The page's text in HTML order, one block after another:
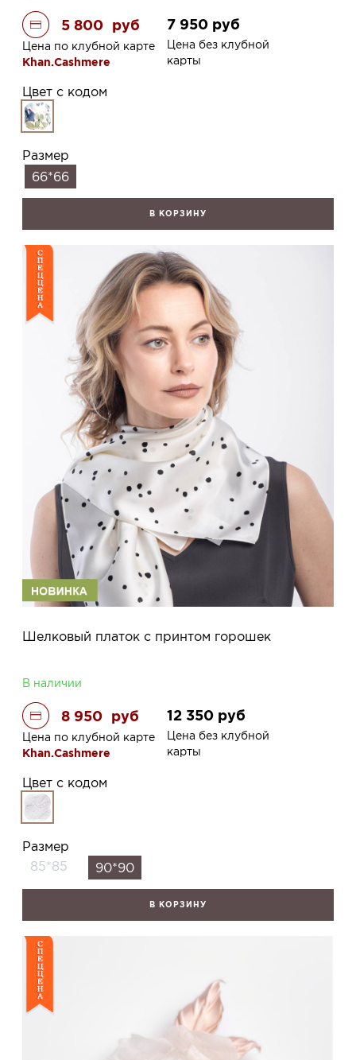
5 800 руб
Цена по клубной карте
Khan.Cashmere
7 950 руб
Цена без клубной
карты
Цвет с кодом
Размер
66*66
В КОРЗИНУ
Шелковый платок с принтом горошек
В наличии
8 950 руб
Цена по клубной карте
Khan.Cashmere
12 350 руб
Цена без клубной
карты
Цвет с кодом
Размер
85*85
90*90
В КОРЗИНУ